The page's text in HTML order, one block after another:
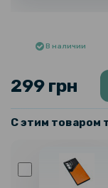
В наличии
299 грн
С этим товаром